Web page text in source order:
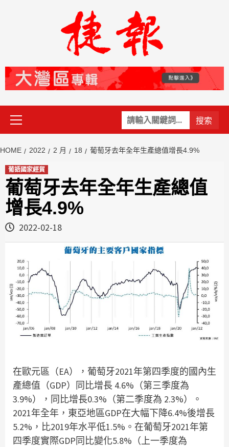
關
鍵
Primary
Menu
HOME 2022 2 月 18 葡萄牙去年全年生產總值增長4.9%
葡語國家經貿
葡萄牙去年全年生產總值
增長4.9%
2022-02-18
在歐元區（EA），葡萄牙2021年第四季度的國內生
產總值（GDP）同比增長 4.6%（第三季度為
3.9%），同比增長0.3%（第二季度為 2.3%）。
2021年全年，東亞地區GDP在大幅下降6.4%後增長
5.2%，比2019年水平低1.5%。在葡萄牙2021年第
四季度實際GDP同比變化5.8%（上一季度為